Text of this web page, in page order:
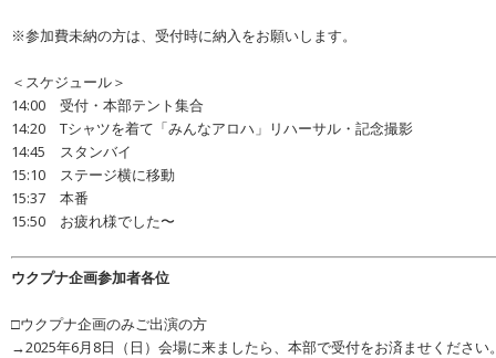
※参加費未納の方は、受付時に納入をお願いします。
＜スケジュール＞
14:00 受付・本部テント集合
14:20 Tシャツを着て「みんなアロハ」リハーサル・記念撮影
14:45 スタンバイ
15:10 ステージ横に移動
15:37 本番
15:50 お疲れ様でした〜
ウクプナ企画参加者各位
□ウクプナ企画のみご出演の方
→2025年6月8日（日）会場に来ましたら、本部で受付をお済ませください